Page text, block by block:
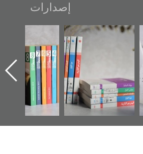
إصدارات
تصنيف موضوعي
للوثائق البريطانية
يقدمه «مركز أوال»
في سلسلة من 5
كتب
تصدر حصاد
الساحات 2019